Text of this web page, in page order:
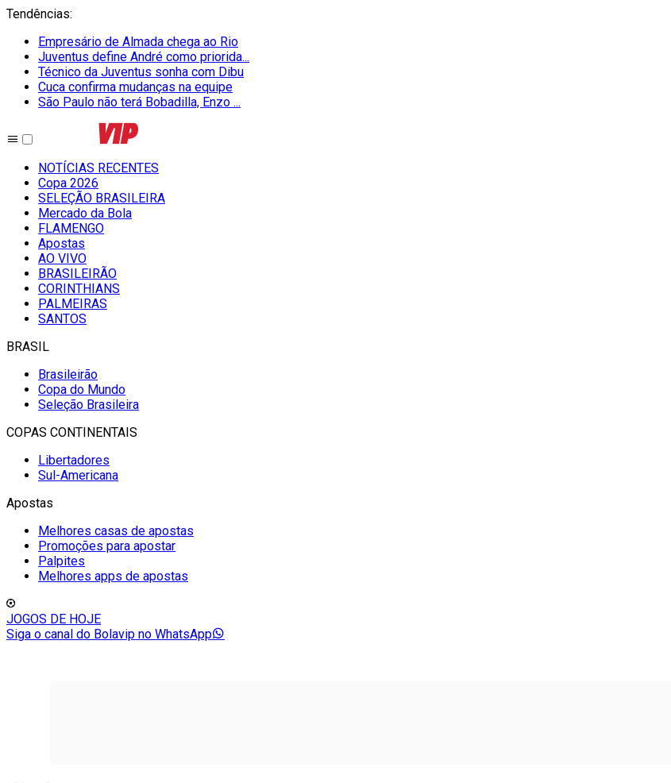
Tendências:
Empresário de Almada chega ao Rio
Juventus define André como priorida...
Técnico da Juventus sonha com Dibu
Cuca confirma mudanças na equipe
São Paulo não terá Bobadilla, Enzo ...
NOTÍCIAS RECENTES
Copa 2026
SELEÇÃO BRASILEIRA
Mercado da Bola
FLAMENGO
Apostas
AO VIVO
BRASILEIRÃO
CORINTHIANS
PALMEIRAS
SANTOS
BRASIL
Brasileirão
Copa do Mundo
Seleção Brasileira
COPAS CONTINENTAIS
Libertadores
Sul-Americana
Apostas
Melhores casas de apostas
Promoções para apostar
Palpites
Melhores apps de apostas
JOGOS DE HOJE
Siga o canal do Bolavip no WhatsApp